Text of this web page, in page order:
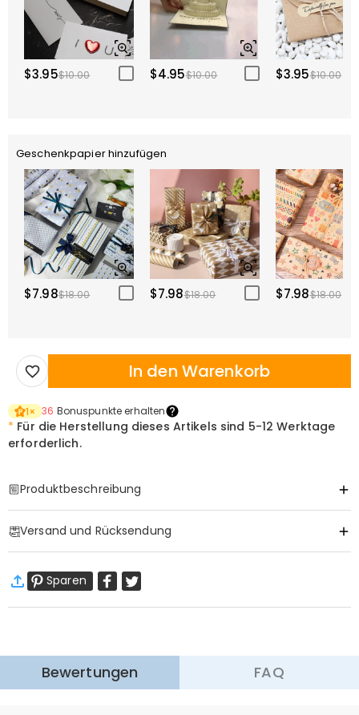
$3.95$10.00 $4.95$10.00 $3.95$10.00
Geschenkpapier hinzufügen
$7.98$18.00 $7.98$18.00 $7.98$18.00
In den Warenkorb
1× 36 Bonuspunkte erhalten
* Für die Herstellung dieses Artikels sind 5-12 Werktage
erforderlich.
Produktbeschreibung
Versand und Rücksendung
Standardversand
9-18
Arbeitstage
Mehr erfahren
Sparen
Bewertungen FAQ